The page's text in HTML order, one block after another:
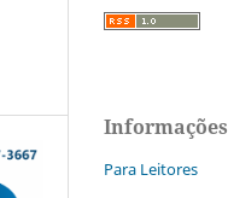
Informações
Para Leitores